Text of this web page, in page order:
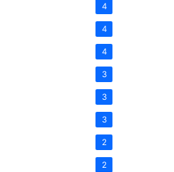
4
4
4
3
3
3
2
2